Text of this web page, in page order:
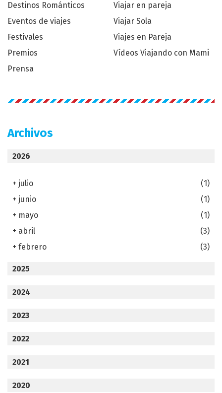
Destinos Románticos
Eventos de viajes
Festivales
Premios
Prensa
Viajar en pareja
Viajar Sola
Viajes en Pareja
Vídeos Viajando con Mami
Archivos
2026
+ julio
(1)
+ junio
(1)
+ mayo
(1)
+ abril
(3)
+ febrero (3)
2025
2024
2023
2022
2021
2020